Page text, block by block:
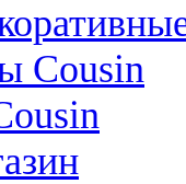
Cousin